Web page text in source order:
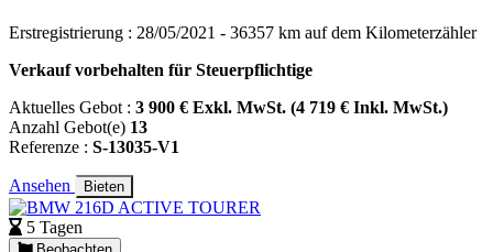
Erstregistrierung : 28/05/2021 - 36357 km auf dem Kilometerzähler
Verkauf vorbehalten für Steuerpflichtige
Aktuelles Gebot : 3 900 € Exkl. MwSt. (4 719 € Inkl. MwSt.)
Anzahl Gebot(e) 13
Referenze : S-13035-V1
Ansehen Bieten
5 Tagen